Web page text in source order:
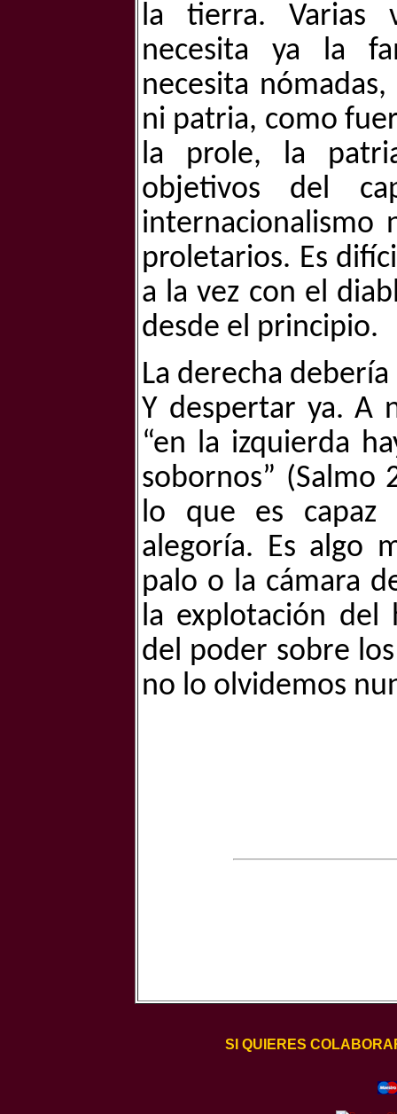
la tierra. Varias
necesita ya la
necesita
ni patria, como
la prole, la
objetivos del
internacionalismo
proletarios. Es
a la vez con el
desde el principio.
La derecha
Y despertar ya. A
“en la izquierda
sobornos” (Salmo
lo que es capaz
alegoría. Es algo
palo o la cámara
la explotación
del poder sobre
no lo olvidemos
SI QUIERES